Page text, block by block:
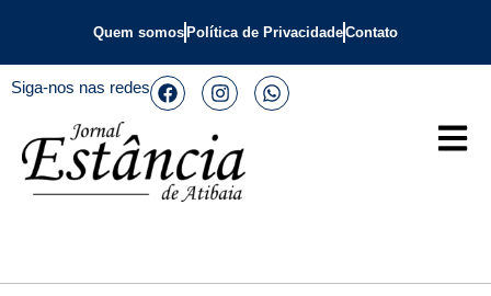
Quem somos Política de PrivacidadeContato
Siga-nos nas redes